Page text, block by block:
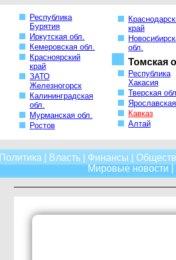
Республика
Бурятия
Иркутская обл.
Кемеровская обл.
Красноярский
край
ЗАТО
Железногорск
Калининградская
обл.
Мурманская обл.
Ростов
край
обл.
Томская
Республика
Хакасия
Тверская
Кавказ
Алтай
Политика Власть| Финансы
Мировые новости